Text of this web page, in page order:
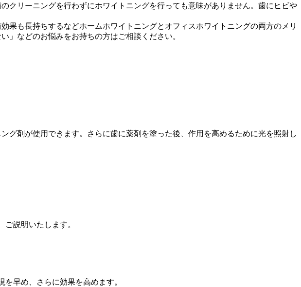
クリーニングを行わずにホワイトニングを行っても意味がありません。歯にヒビや
果も長持ちするなどホームホワイトニングとオフィスホワイトニングの両方のメリ
」などのお悩みをお持ちの方はご相談ください。
グ剤が使用できます。さらに歯に薬剤を塗った後、作用を高めるために光を照射し
説明いたします。
早め、さらに効果を高めます。